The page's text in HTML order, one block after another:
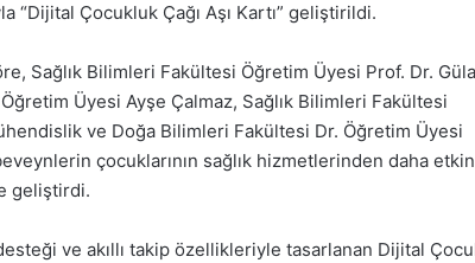
“Dijital Çocukluk Çağı Aşı Kartı” geliştirildi.
Sağlık Bilimleri Fakültesi Öğretim Üyesi Prof. Dr.
Üyesi Ayşe Çalmaz, Sağlık Bilimleri Fakültesi
ve Doğa Bilimleri Fakültesi Dr. Öğretim Üyesi
çocuklarının sağlık hizmetlerinden daha etkin
geliştirdi.
ve akıllı takip özellikleriyle tasarlanan Dijital